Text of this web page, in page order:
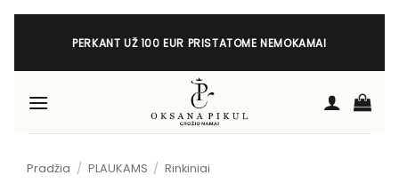
Skip
PERKANT UŽ 100 EUR PRISTATOME NEMOKAMAI
Pradžia / PLAUKAMS / Rinkiniai